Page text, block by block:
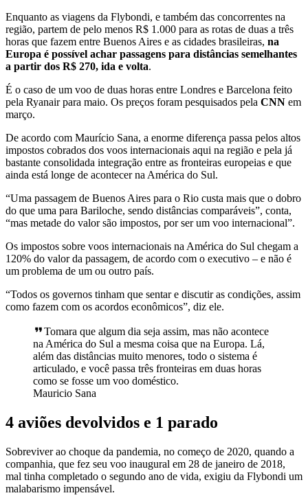
Enquanto as viagens da Flybondi, e também das concorrentes na
região, partem de pelo menos R$ 1.000 para as rotas de duas a três
horas que fazem entre Buenos Aires e as cidades brasileiras, na
Europa é possível achar passagens para distâncias semelhantes
a partir dos R$ 270, ida e volta.
É o caso de um voo de duas horas entre Londres e Barcelona feito
pela Ryanair para maio. Os preços foram pesquisados pela CNN em
março.
De acordo com Maurício Sana, a enorme diferença passa pelos altos
impostos cobrados dos voos internacionais aqui na região e pela já
bastante consolidada integração entre as fronteiras europeias e que
ainda está longe de acontecer na América do Sul.
“Uma passagem de Buenos Aires para o Rio custa mais que o dobro
do que uma para Bariloche, sendo distâncias comparáveis”, conta,
“mas metade do valor são impostos, por ser um voo internacional”.
Os impostos sobre voos internacionais na América do Sul chegam a
120% do valor da passagem, de acordo com o executivo – e não é
um problema de um ou outro país.
“Todos os governos tinham que sentar e discutir as condições, assim
como fazem com os acordos econômicos”, diz ele.
Tomara que algum dia seja assim, mas não acontece
na América do Sul a mesma coisa que na Europa. Lá,
além das distâncias muito menores, todo o sistema é
articulado, e você passa três fronteiras em duas horas
como se fosse um voo doméstico.
Mauricio Sana
4 aviões devolvidos e 1 parado
Sobreviver ao choque da pandemia, no começo de 2020, quando a
companhia, que fez seu voo inaugural em 28 de janeiro de 2018,
mal tinha completado o segundo ano de vida, exigiu da Flybondi um
malabarismo impensável.